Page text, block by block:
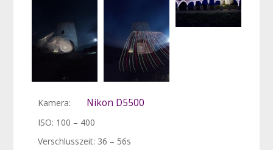
Kamera: Nikon D5500
ISO: 100 – 400
Verschlusszeit: 36 – 56s